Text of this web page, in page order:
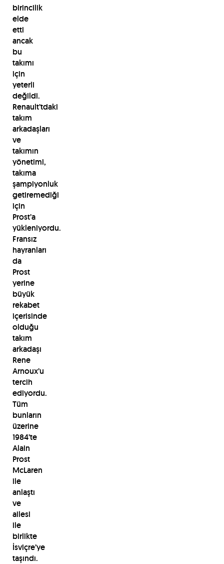
birincilik
elde
etti
ancak
bu
takımı
için
yeterli
değildi.
Renault’tdaki
takım
arkadaşları
ve
takımın
yönetimi,
takıma
şampiyonluk
getiremediği
için
Prost’a
yükleniyordu.
Fransız
hayranları
da
Prost
yerine
büyük
rekabet
içerisinde
olduğu
takım
arkadaşı
Rene
Arnoux’u
tercih
ediyordu.
Tüm
bunların
üzerine
1984’te
Alain
Prost
McLaren
ile
anlaştı
ve
ailesi
ile
birlikte
İsviçre’ye
taşındı.